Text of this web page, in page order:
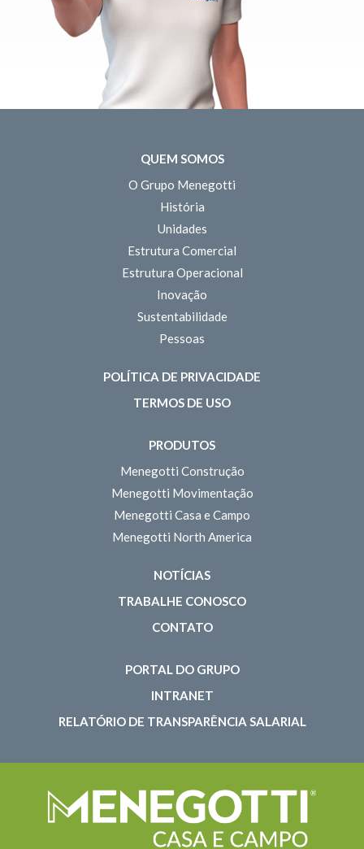
QUEM SOMOS
O Grupo Menegotti
História
Unidades
Estrutura Comercial
Estrutura Operacional
Inovação
Sustentabilidade
Pessoas
POLÍTICA DE PRIVACIDADE
TERMOS DE USO
PRODUTOS
Menegotti Construção
Menegotti Movimentação
Menegotti Casa e Campo
Menegotti North America
NOTÍCIAS
TRABALHE CONOSCO
CONTATO
PORTAL DO GRUPO
INTRANET
RELATÓRIO DE TRANSPARÊNCIA SALARIAL